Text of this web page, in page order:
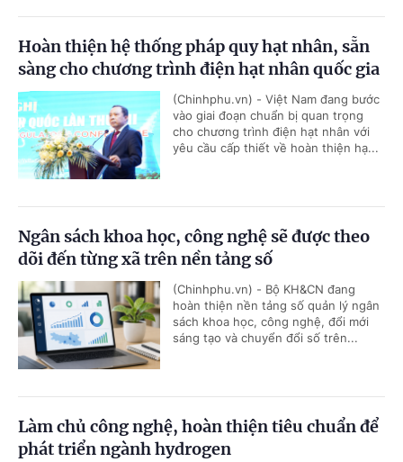
Hoàn thiện hệ thống pháp quy hạt nhân, sẵn
sàng cho chương trình điện hạt nhân quốc gia
(Chinhphu.vn) - Việt Nam đang bước
vào giai đoạn chuẩn bị quan trọng
cho chương trình điện hạt nhân với
yêu cầu cấp thiết về hoàn thiện hạ...
Ngân sách khoa học, công nghệ sẽ được theo
dõi đến từng xã trên nền tảng số
(Chinhphu.vn) - Bộ KH&CN đang
hoàn thiện nền tảng số quản lý ngân
sách khoa học, công nghệ, đổi mới
sáng tạo và chuyển đổi số trên...
Làm chủ công nghệ, hoàn thiện tiêu chuẩn để
phát triển ngành hydrogen